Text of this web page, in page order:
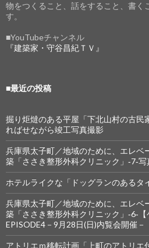
物をつくること、話をすること、書く
す。
■YouTubeチャンネル
『建築家・守谷昌紀ＴＶ』
■最近の投稿
掘り炬燵のある平屋「下北山村の古民
ればせながら竣工写真撮影
兵庫県太子町／地域のために、エレベ
築「ささき整形外科クリニック」‐7‐
ホテルライクな「ドッグランのあるタ
兵庫県太子町／地域のために、エレベ
築「ささき整形外科クリニック」‐6‐【
EPISODE4－9月28日(日)内覧会開催－
アトリエｍ移転計画「上町のアトリエ